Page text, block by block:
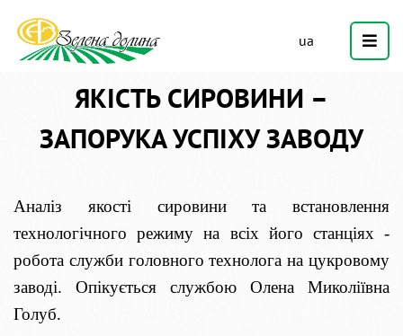
ua
ЯКІСТЬ СИРОВИНИ –
ЗАПОРУКА УСПІХУ ЗАВОДУ
Аналіз якості сировини та встановлення
технологічного режиму на всіх його станціях -
робота служби головного технолога на цукровому
заводі. Опікується службою Олена Миколіївна
Голуб.